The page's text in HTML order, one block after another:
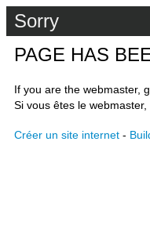
Sorry
PAGE HAS
If you are the webmaster,
Si vous êtes le
Créer un site internet -